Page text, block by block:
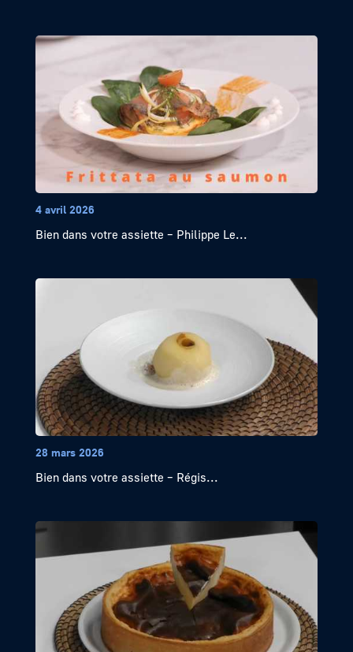
4 avril 2026
Bien dans votre assiette – Philippe Le...
28 mars 2026
Bien dans votre assiette – Régis...